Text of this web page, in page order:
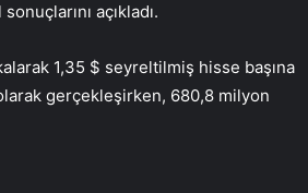
açıkladı.
1,35 $ seyreltilmiş hisse başına
gerçekleşirken, 680,8 milyon